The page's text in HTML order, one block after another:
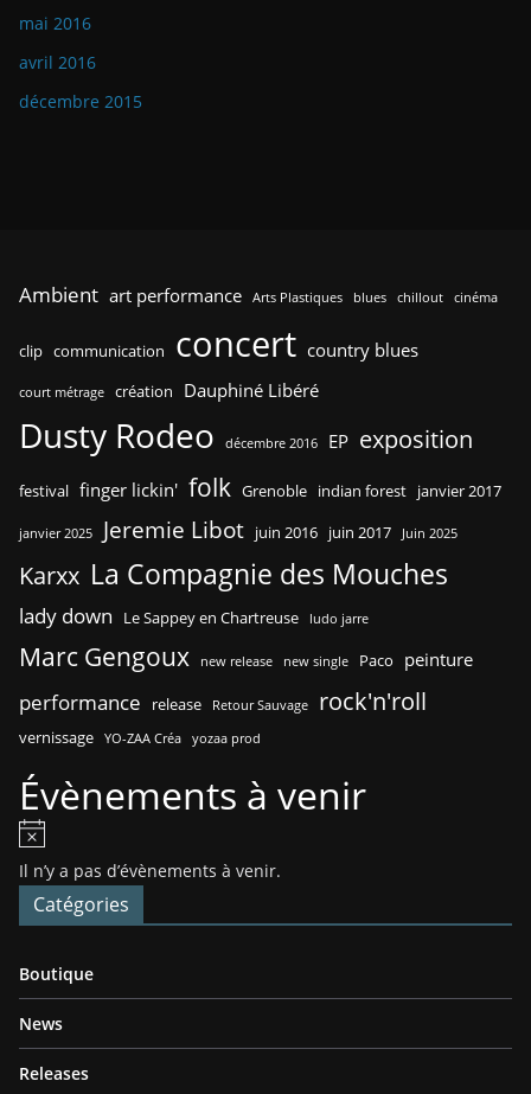
mai 2016
avril 2016
décembre 2015
Ambient art performance Arts Plastiques blues chillout cinéma
clip communication concert country blues
court métrage création Dauphiné Libéré
Dusty Rodeo décembre 2016 EP exposition
festival finger lickin' folk Grenoble indian forest janvier 2017
janvier 2025 Jeremie Libot juin 2016 juin 2017 Juin 2025
Karxx La Compagnie des Mouches
lady down Le Sappey en Chartreuse ludo jarre
Marc Gengoux new release new single Paco peinture
performance release Retour Sauvage rock'n'roll
vernissage YO-ZAA Créa yozaa prod
Évènements à venir
o
t
i
e
Il n’y a pas d’évènements à venir.
Catégories
Boutique
News
Releases